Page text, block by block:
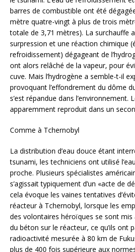
barres de combustible ont été
mètre quatre-vingt à plus de trois
totale de 3,71 mètres). La surchauffe
surpression et une réaction chimique
refroidissement) dégageant de
ont alors relâché de la vapeur, pour
cuve. Mais l’hydrogène a semble-t-il
provoquant l’effondrement du dôme
s’est répandue dans l’environnement.
apparemment reproduit dans un
Comme à Tchernobyl
La distribution d’eau douce étant
tsunami, les techniciens ont utilisé
proche. Plusieurs spécialistes
s’agissait typiquement d’un «acte de
cela évoque les vaines tentatives
réacteur à Tchernobyl, lorsque les
des volontaires héroïques se sont mis
du béton sur le réacteur, ce qu’ils ont
radioactivité mesurée à 80 km de
plus de 400 fois supérieure aux